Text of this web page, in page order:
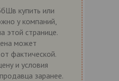
купить или
у компаний,
этой странице.
может
фактической.
и условия
заранее.